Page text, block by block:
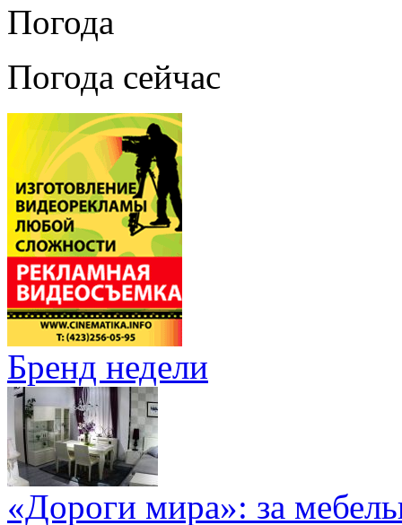
Погода
Погода сейчас
Бренд недели
«Дороги мира»: за